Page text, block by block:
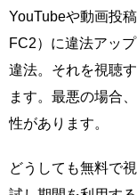
YouTubeや動画投
FC2）に違法アッ
違法。それを視聴
ます。最悪の場合
性があります。
どうしても無料で